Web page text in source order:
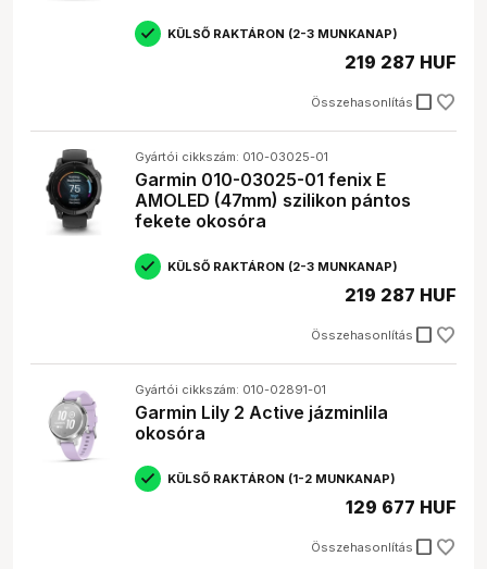
megjelenítését, zenelejátszást és mobilfizetést.
Milyen okosórát vegyek?
Az okosóra kiválasztása függ az igényeidtől és a
költségvetésedtől. Fontold meg, hogy milyen
funkciókra van szükséged, és milyen stílusú okosóra
tetszik.
Mennyibe kerül egy okosóra?
Az okosórák ára széles skálán mozog, a
belépőszintű modellektől a prémium kategóriás
darabokig. Az árat befolyásolja a márka, a funkciók
és a design.
KÜLSŐ RAKTÁRON (2-3 MUNKANAP)
Összehasonlítás check_box_outline_blank
219 287 HUF
Gyártói cikkszám: 010-03025-01
Garmin 010-03025-01 fenix E
AMOLED (47mm) szilikon pántos
fekete okosóra
KÜLSŐ RAKTÁRON (2-3 MUNKANAP)
Összehasonlítás check_box_outline_blank
219 287 HUF
Gyártói cikkszám: 010-02891-01
Garmin Lily 2 Active jázminlila
okosóra
KÜLSŐ RAKTÁRON (1-2 MUNKANAP)
Összehasonlítás check_box_outline_blank
129 677 HUF